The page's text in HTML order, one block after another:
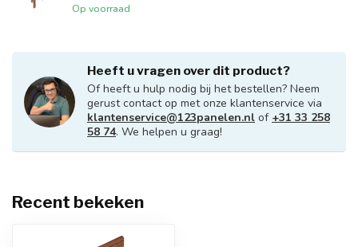
Op voorraad
Heeft u vragen over dit product?
Of heeft u hulp nodig bij het bestellen? Neem
gerust contact op met onze klantenservice via
klantenservice@123panelen.nl of +31 33 258
58 74. We helpen u graag!
Recent bekeken